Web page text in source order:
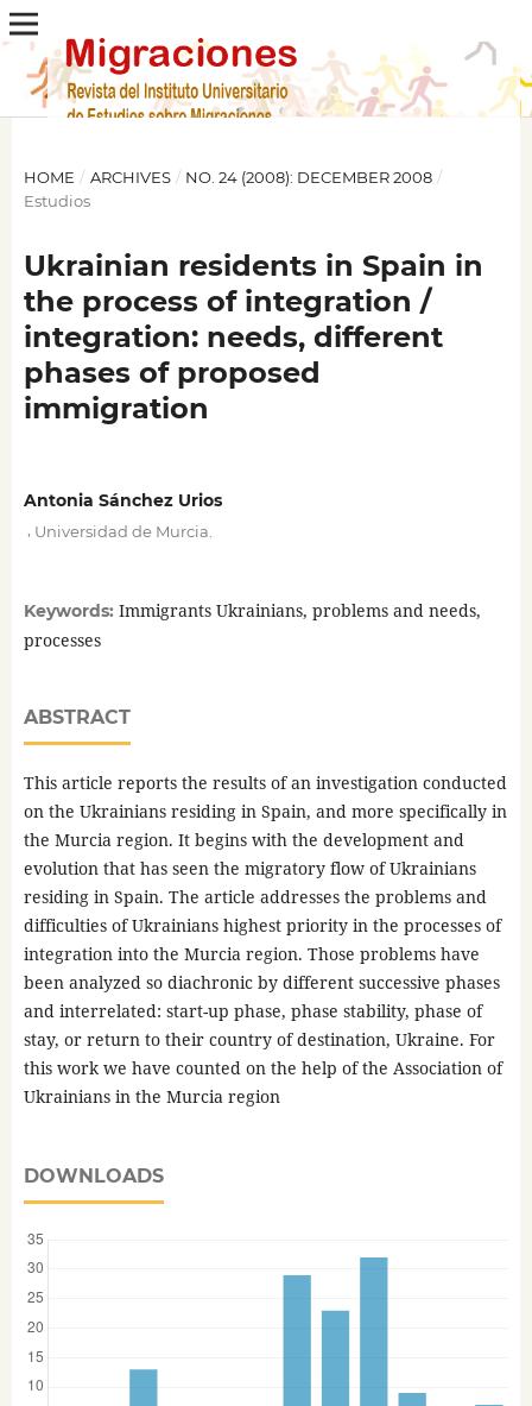
HOME / ARCHIVES / NO. 24 (2008): DECEMBER 2008 /
Estudios
Ukrainian residents in Spain in
the process of integration /
integration: needs, different
phases of proposed
immigration
Antonia Sánchez Urios
Universidad de Murcia.
Keywords: Immigrants Ukrainians, problems and needs,
processes
ABSTRACT
This article reports the results of an investigation conducted
on the Ukrainians residing in Spain, and more specifically in
the Murcia region. It begins with the development and
evolution that has seen the migratory flow of Ukrainians
residing in Spain. The article addresses the problems and
difficulties of Ukrainians highest priority in the processes of
integration into the Murcia region. Those problems have
been analyzed so diachronic by different successive phases
and interrelated: start-up phase, phase stability, phase of
stay, or return to their country of destination, Ukraine. For
this work we have counted on the help of the Association of
Ukrainians in the Murcia region
DOWNLOADS